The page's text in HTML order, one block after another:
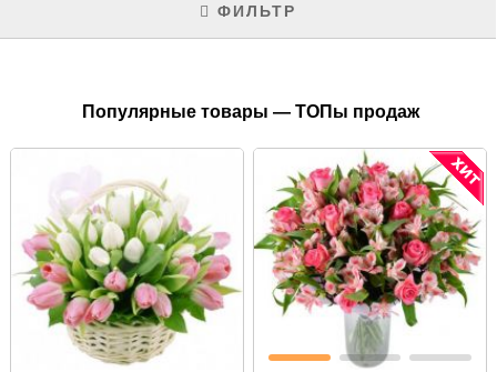
ФИЛЬТР
Популярные товары — ТОПы продаж